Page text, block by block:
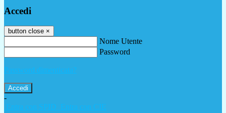
Accedi
button close ×
Nome Utente
Password
Password dimenticata?
-
Entra con SPID
Entra con CIE